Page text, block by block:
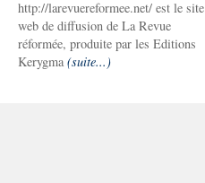
http://larevuereformee.net/ est le site
web de diffusion de La Revue
réformée, produite par les Editions
Kerygma (suite...)